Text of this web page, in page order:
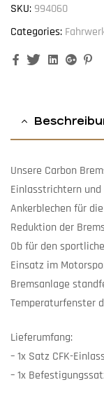
SKU: 994060
Categories:
FacebookTwitterLinkedin
Unsere Carbon
Einlasstrichtern
Ankerblechen für
Reduktion der
Ob für den
Einsatz im
Bremsanlage
Temperaturfenster
Lieferumfang:
– 1x Satz CFK-
– 1x